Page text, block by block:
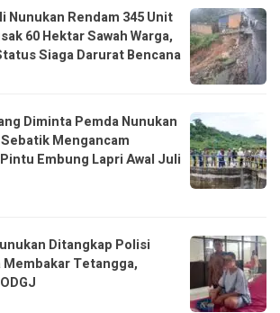
Nunukan Rendam 345 Unit
60 Hektar Sawah Warga,
Siaga Darurat Bencana
Diminta Pemda Nunukan
Mengancam
Embung Lapri Awal Juli
Ditangkap Polisi
Membakar Tetangga,